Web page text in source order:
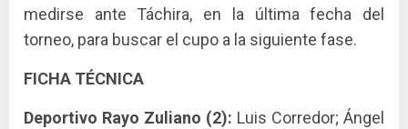
medirse ante Táchira, en la última fecha del
torneo, para buscar el cupo a la siguiente fase.
FICHA TÉCNICA
Deportivo Rayo Zuliano (2): Luis Corredor; Ángel